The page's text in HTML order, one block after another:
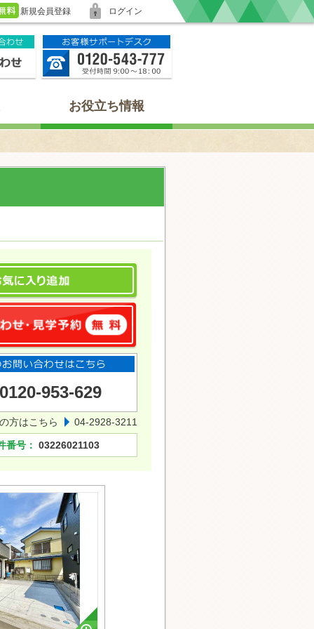
新規会員登録 ログイン
お役立ち情報
0120-953-629
方はこちら 04-2928-3211
番号： 03226021103